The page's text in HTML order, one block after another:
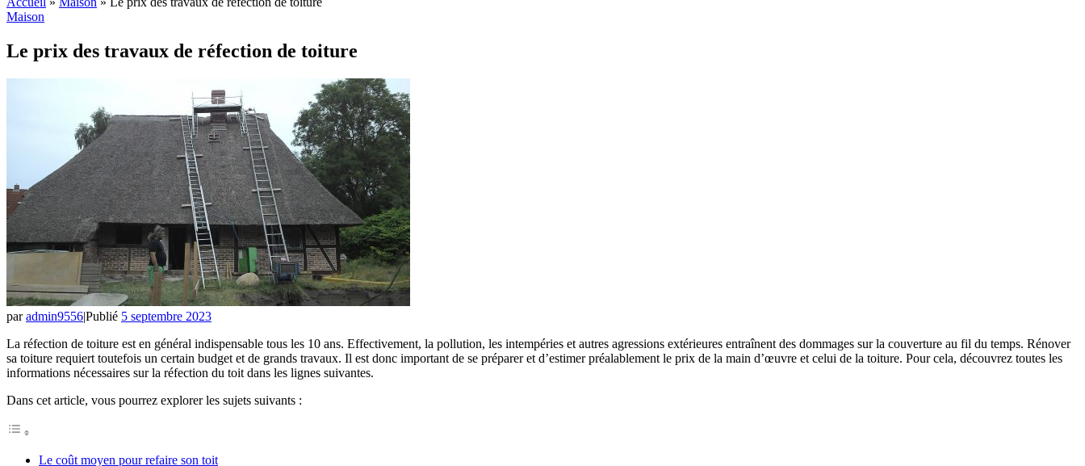
Maison
Le prix des travaux de réfection de toiture
paradmin9556|Publié 5 septembre 2023
La réfection de toiture est en général indispensable tous les 10 ans. Effectivement, la pollution, les intempéries et autres agressions extérieures entraînent des dommages sur la couverture au fil du temps. Rénover
sa toiture requiert toutefois un certain budget et de grands travaux. Il est donc important de se préparer et d’estimer préalablement le prix de la main d’œuvre et celui de la toiture. Pour cela, découvrez toutes les
informations nécessaires sur la réfection du toit dans les lignes suivantes.
Dans cet article, vous pourrez explorer les sujets suivants :
Le coût moyen pour refaire son toit